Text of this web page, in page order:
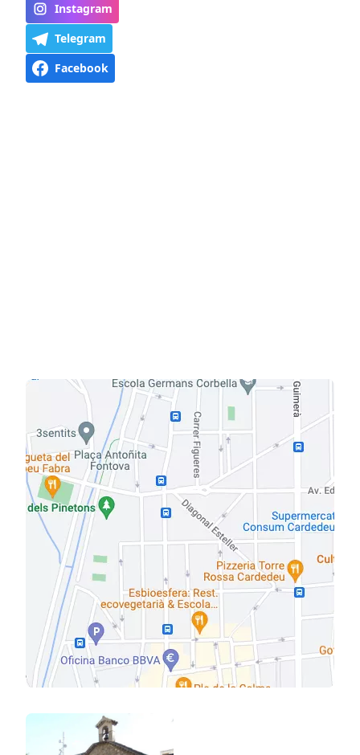
Instagram
Telegram
Facebook